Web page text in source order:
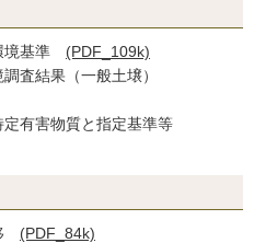
境基準 (PDF_109k)
査結果（一般土壌）
有害物質と指定基準等
(PDF_84k)